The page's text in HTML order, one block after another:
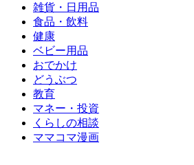
雑貨・日用品
食品・飲料
健康
ベビー用品
おでかけ
どうぶつ
教育
マネー・投資
くらしの相談
ママコマ漫画